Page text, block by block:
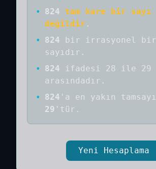
• 824
tam kare bir sayı
değildir .
•
824 bir
irrasyonel bir
sayıdır .
•
824
ifadesi 28 ile 29
arasındadır.
•
824 'a en yakın tamsayı
29 'tür.
Yeni Hesaplama